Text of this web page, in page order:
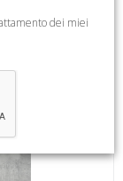
dei miei